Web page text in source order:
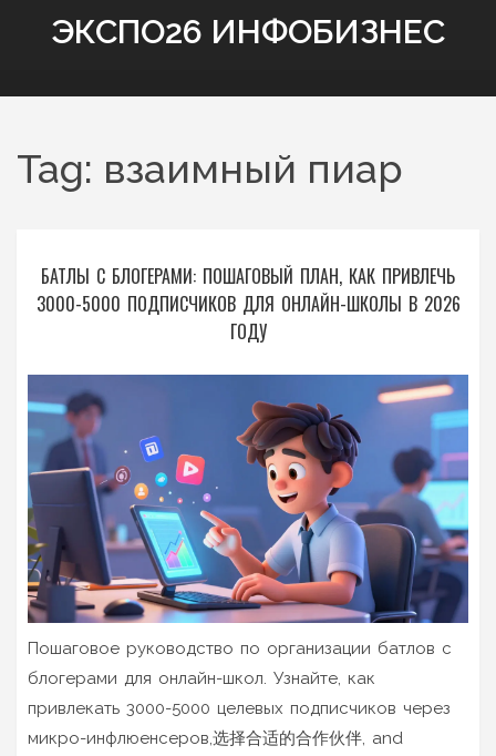
ЭКСПО26 ИНФОБИЗНЕС
Tag: взаимный пиар
БАТЛЫ С БЛОГЕРАМИ: ПОШАГОВЫЙ ПЛАН, КАК ПРИВЛЕЧЬ
3000-5000 ПОДПИСЧИКОВ ДЛЯ ОНЛАЙН-ШКОЛЫ В 2026
ГОДУ
Пошаговое руководство по организации батлов с
блогерами для онлайн-школ. Узнайте, как
привлекать 3000-5000 целевых подписчиков через
микро-инфлюенсеров,选择合适的合作伙伴, and